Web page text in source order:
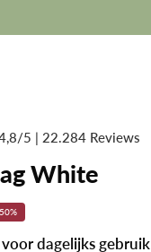
5 | 22.284 Reviews
White
50%
dagelijks gebruik